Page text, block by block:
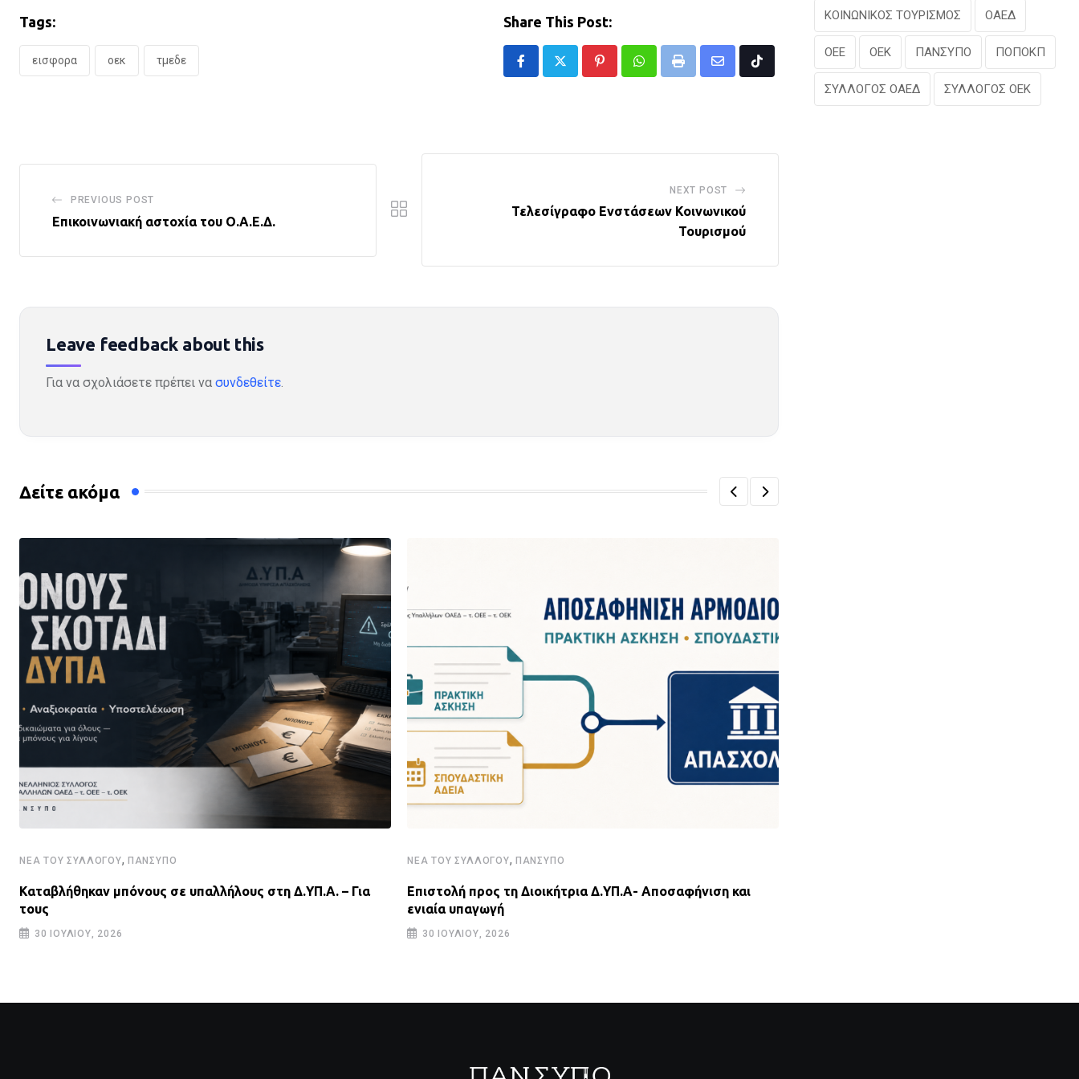
Tags:
εισφορα οεκ τμεδε
Share This Post:
PinterestWhatsappPrint
Share
Tiktok
PREVIOUS POST
Επικοινωνιακή αστοχία του Ο.Α.Ε.Δ.
NEXT POST
Τελεσίγραφο Ενστάσεων Κοινωνικού
Τουρισμού
Leave feedback about this
Για να σχολιάσετε πρέπει να συνδεθείτε.
Δείτε ακόμα
ΝΈΑ ΤΟΥ ΣΥΛΛΌΓΟΥ, ΠΑΝΣΥΠΟ
Καταβλήθηκαν μπόνους σε υπαλλήλους στη Δ.ΥΠ.Α. – Για
τους
30 ΙΟΥΛΊΟΥ, 2026
ΝΈΑ ΤΟΥ ΣΥΛΛΌΓΟΥ, ΠΑΝΣΥΠΟ
Επιστολή προς τη Διοικήτρια Δ.ΥΠ.Α- Αποσαφήνιση και
ενιαία υπαγωγή
30 ΙΟΥΛΊΟΥ, 2026
ΚΟΙΝΩΝΙΚΟΣ ΤΟΥΡΙΣΜΟΣ ΟΑΕΔ
ΟΕΕ ΟΕΚ ΠΑΝΣΥΠΟ ΠΟΠΟΚΠ
ΣΥΛΛΟΓΟΣ ΟΑΕΔ ΣΥΛΛΟΓΟΣ ΟΕΚ